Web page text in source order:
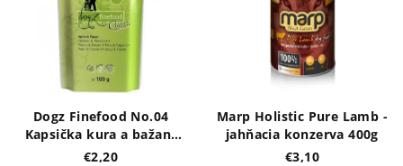
Dogz Finefood No.04
Kapsička kura a bažant
100g
€2,20
Marp Holistic Pure Lamb -
jahňacia konzerva 400g
€3,10